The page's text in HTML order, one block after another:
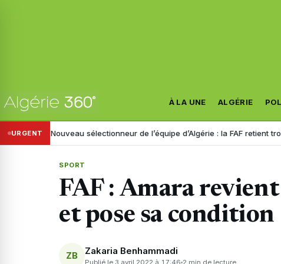
À LA UNE ALGÉRIE
URGENT
Nouveau sélectionneur de l’équipe d’Algérie : la FAF retient trois noms
SPORT
FAF : Amara
et pose sa condition
ZB Zakaria Benhammadi
Publié le 3 avril 2022 à 17:46 2 min de lecture